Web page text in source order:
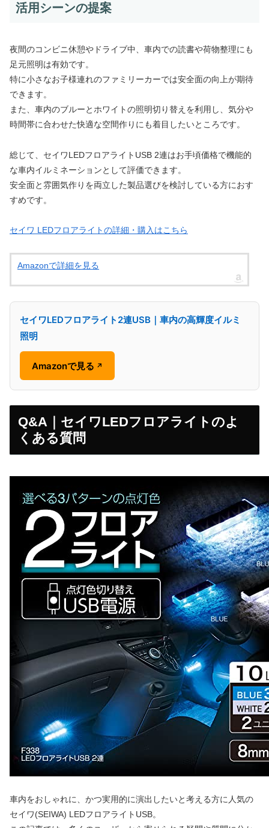
活用シーンの提案
夜間のコンビニ休憩やドライブ中、車内での読書や荷物整理にも
足元照明は有効です。
特に小さなお子様連れのファミリーカーでは安全面の向上が期待
できます。
また、車内のブルーとホワイトの照明切り替えを利用し、気分や
時間帯に合わせた快適な空間作りにも着目したいところです。
総じて、セイワLEDフロアライトUSB 2連はお手頃価格で機能的
な車内イルミネーションとして評価できます。
安全面と雰囲気作りを両立した製品選びを検討している方におす
すめです。
セイワ LEDフロアライトの詳細・購入はこちら
Amazonで詳細を見る
セイワLEDフロアライト2連USB｜車内の高輝度イルミ
照明
Amazonで見る ↗
Q&A｜セイワLEDフロアライトのよ
くある質問
車内をおしゃれに、かつ実用的に演出したいと考える方に人気の
セイワ(SEIWA) LEDフロアライトUSB。